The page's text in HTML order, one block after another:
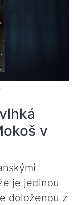
v
je jedinou
doloženou z